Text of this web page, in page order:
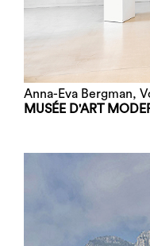
Anna-Eva Bergman,
MUSÉE D'ART